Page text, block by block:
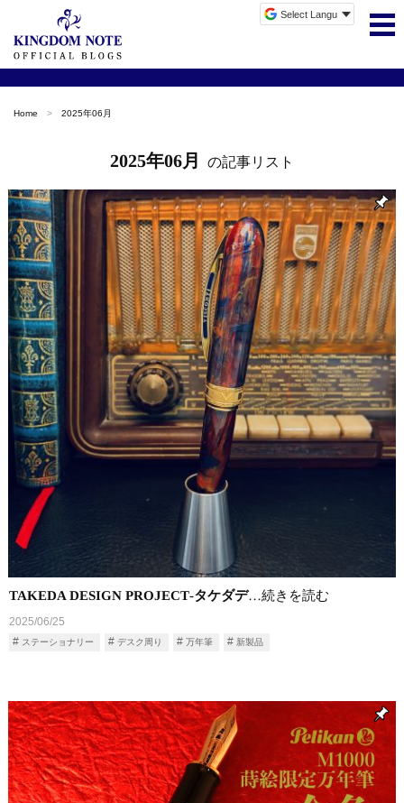
Home 2025年06月
2025年06月 の記事リスト
TAKEDA DESIGN PROJECT‐タケダデ…続きを読む
2025/06/25
ステーショナリー デスク周り 万年筆 新製品